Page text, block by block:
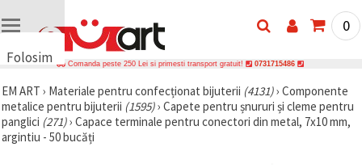
Folosim
uri
🍪 Folosim
cookie-uri
și
0
Comanda peste 250 Lei si primesti transport gratuit! 0731715486
EM ART › Materiale pentru confecționat bijuterii (4131)› Componente
metalice pentru bijuterii (1595)› Capete pentru șnururi și cleme pentru
panglici (271)› Capace terminale pentru conectori din metal, 7x10 mm,
argintiu - 50 bucăți